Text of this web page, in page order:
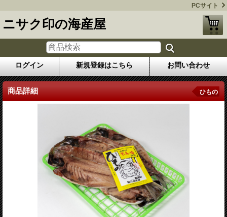
PCサイト
ニサク印の海産屋
ログイン 新規登録はこちら お問い合わせ
商品詳細 ひもの